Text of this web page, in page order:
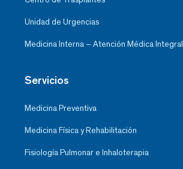
Unidad de Urgencias
Medicina Interna – Atención Médica Integral
Servicios
Medicina Preventiva
Medicina Física y Rehabilitación
Fisiología Pulmonar e Inhaloterapia